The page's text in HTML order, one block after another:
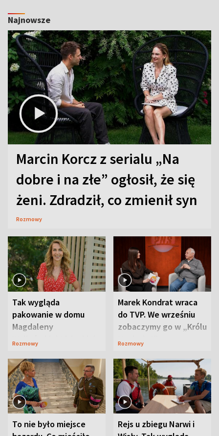
Najnowsze
Marcin Korcz z serialu „Na
dobre i na złe” ogłosił, że się
żeni. Zdradził, co zmienił syn
Rozmowy
Tak wygląda
pakowanie w domu
Magdaleny
Waligórskiej-Lisieckiej.
Rozmowy
Marek Kondrat wraca
do TVP. We wrześniu
zobaczymy go w „Królu
Maciusiu I”
Rozmowy
To nie było miejsce
Rejs u zbiegu Narwi i